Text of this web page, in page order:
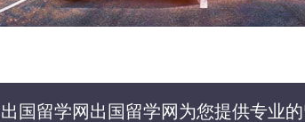
出国留学网出国留学网为您提供专业